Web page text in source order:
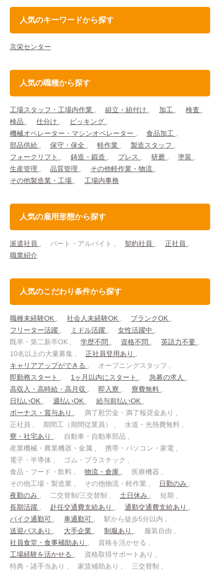
人気のキーワードから探す
京栄センター
人気の職種から探す
工場スタッフ・工場内作業 組立・組付け 加工
検査
検品
仕分け
ピッキング
機械オペレーター・マシンオペレーター
食品加工
部品供給
保守・保全 軽作業
製造スタッフ
フォークリフト
鋳造・鍛造 プレス 研磨
塗装
生産管理
品質管理
その他軽作業・物流
その他製造業・工場
工場内事務
人気の雇用形態から探す
派遣社員 パート・アルバイト 契約社員
正社員
職業紹介
人気のこだわり条件から探す
職種未経験OK 社会人未経験OK
ブランクOK
フリーター活躍
ミドル活躍
女性活躍中
既卒・第二新卒OK
学歴不問 資格不問
英語力不要
10名以上の大量募集
正社員登用あり
キャリアアップができる
オープニングスタッフ
即勤務スタート
1ヶ月以内にスタート
急募の求人
高収入・高時給・高月収
即入寮
寮費無料
日払いOK
週払いOK
給与前払いOK
ボーナス・賞与あり
満了慰労金・満了報奨金あり
正社員
期間工（期間従業員）
水道・光熱費無料
寮・社宅あり
自動車・自動車部品
産業機械・農業機器・金属
携帯・パソコン・家電
電子・半導体
ゴム・プラスチック
食品・フード・飲料
物流・倉庫
医療機器
その他工場・製造業
その他物流・軽作業
日勤のみ
夜勤のみ
二交替制/三交替制 土日休み
短期
長期活躍
赴任交通費支給あり
通勤交通費支給あり
バイク通勤可
車通勤可
駅から徒歩5分以内
送迎バスあり
大手企業 制服あり
服装自由
社員食堂・食事補助あり
資格を活かせる
工場経験を活かせる
資格取得サポートあり
特典・諸手当あり
家賃補助あり 三交替制